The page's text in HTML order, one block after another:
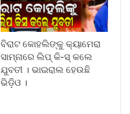
ବିରାଟ କୋହଲିଙ୍କୁ କ୍ୟାମେରା
ସାମ୍ନାରେ ଲିପ୍ କି-ସ୍ କଲେ
ଯୁବତୀ । ଭାଇରାଲ ହେଉଛି
ଭିଡ଼ିଓ ।